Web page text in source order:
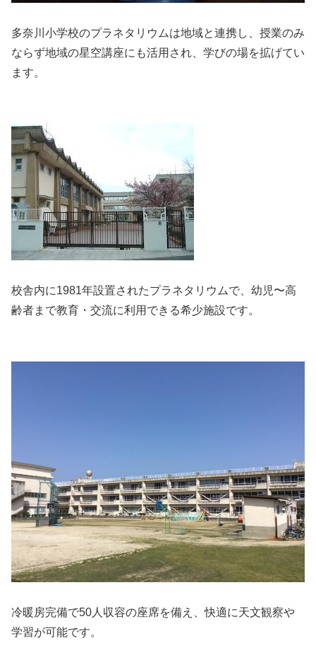
多奈川小学校のプラネタリウムは地域と連携し、授業のみ
ならず地域の星空講座にも活用され、学びの場を拡げてい
ます。
校舎内に1981年設置されたプラネタリウムで、幼児〜高
齢者まで教育・交流に利用できる希少施設です。
冷暖房完備で50人収容の座席を備え、快適に天文観察や
学習が可能です。